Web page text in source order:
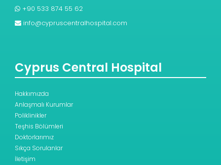
+90 533 874 55 62
info@cypruscentralhospital.com
Cyprus Central Hospital
Hakkımızda
Anlaşmalı Kurumlar
Poliklinikler
Teşhis Bölümleri
Doktorlarımız
Sıkça Sorulanlar
İletişim